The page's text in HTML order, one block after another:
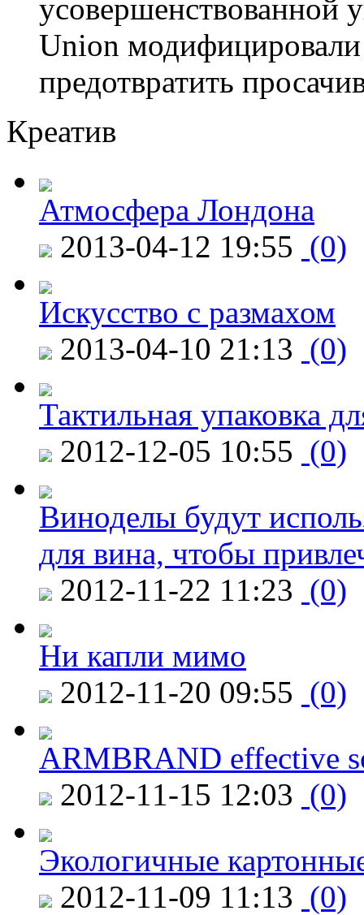
усовершенствованной
Union модифицировали
предотвратить
Креатив
Атмосфера Лондона
2013-04-12 19:55 (0)
Искусство с размахом
2013-04-10 21:13 (0)
Тактильная упаковка
2012-12-05 10:55 (0)
Виноделы будут
для вина, чтобы
2012-11-22 11:23 (0)
Ни капли мимо
2012-11-20 09:55 (0)
ARMBRAND effective
2012-11-15 12:03 (0)
Экологичные
2012-11-09 11:13 (0)